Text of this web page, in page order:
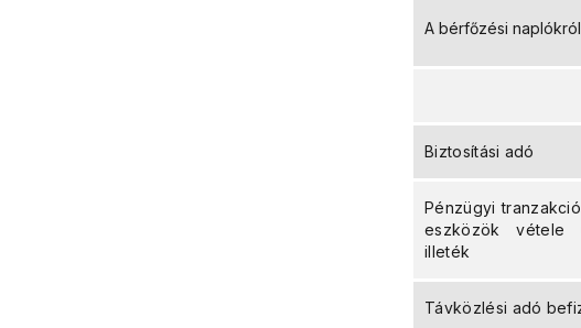
A bérfőzési
Biztosítási adó
Pénzügyi
eszközök vétele
illeték
Távközlési adó